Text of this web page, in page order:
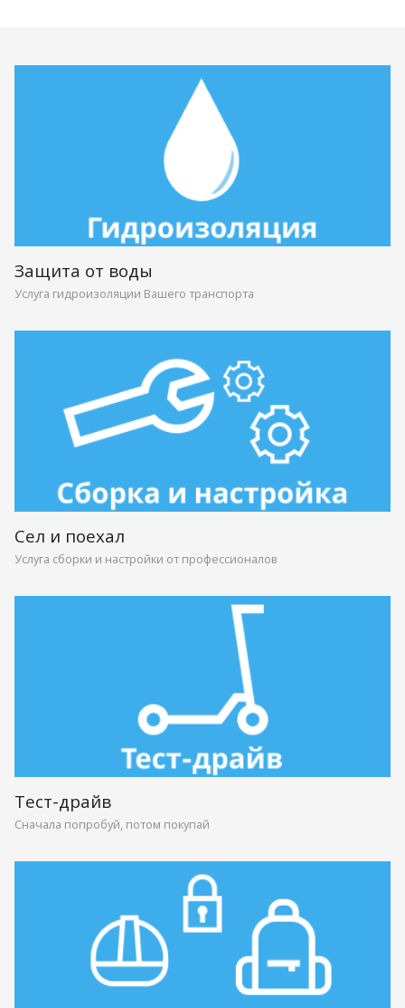
Защита от воды
Услуга гидроизоляции Вашего транспорта
Сел и поехал
Услуга сборки и настройки от профессионалов
Тест-драйв
Сначала попробуй, потом покупай